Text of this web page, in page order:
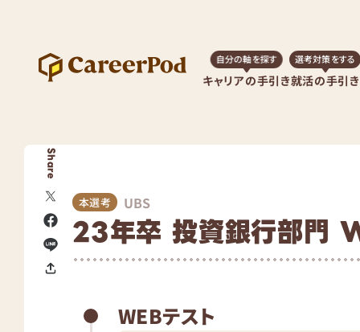
キャリアの手引き
自分の軸を探す
就活の手引き
選考対策をする
Share
本選考 UBS
23年卒 投資銀行部門
WEBテスト